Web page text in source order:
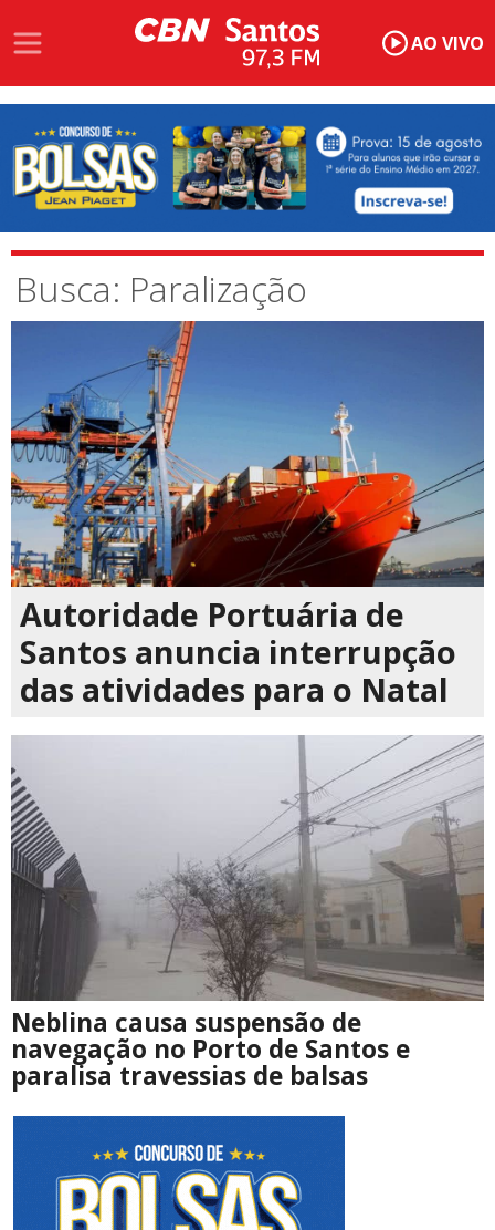
AO VIVO
Busca: Paralização
Autoridade Portuária de
Santos anuncia interrupção
das atividades para o Natal
Neblina causa suspensão de
navegação no Porto de Santos e
paralisa travessias de balsas